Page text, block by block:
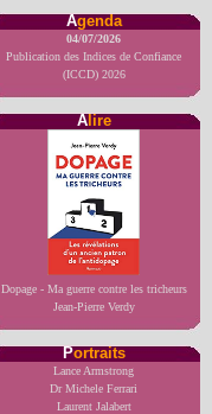
Agenda
04/07/2026
Publication des Indices de Confiance
(ICCD) 2026
Alire
Dopage - Ma guerre contre les tricheurs
Jean-Pierre Verdy
Portraits
Lance Armstrong
Dr Michele Ferrari
Laurent Jalabert